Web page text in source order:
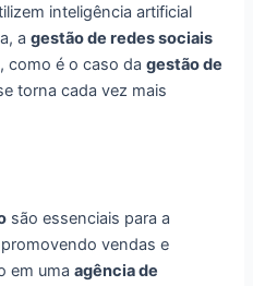
inteligência artificial
agestão de redes sociais
como é o caso dagestão de
torna cada vez mais
são essenciais para a
vendas e
em umaagência de